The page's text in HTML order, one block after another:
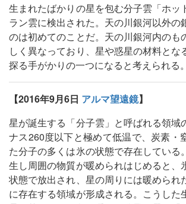
生まれたばかりの星を包む分子雲「ホッ
ラン雲に検出された。天の川銀河以外の
のは初めてのことだ。天の川銀河内のも
しく異なっており、星や惑星の材料とな
探る手がかりの一つになると考えられる。
【2016年9月6日 アルマ望遠鏡】
星が誕生する「分子雲」と呼ばれる領域
ナス260度以下と極めて低温で、炭素・
た分子の多くは氷の状態で存在している
生し周囲の物質が暖められはじめると、
状態で放出され、星の周りには暖められ
に存在する領域が形成される。こうした